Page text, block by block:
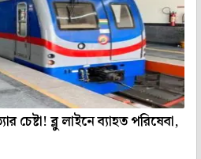
চেষ্টা! ব্লু লাইনে ব্যাহত পরিষেবা,